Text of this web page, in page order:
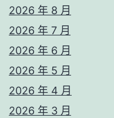
2026 年 8 月
2026 年 7 月
2026 年 6 月
2026 年 5 月
2026 年 4 月
2026 年 3 月